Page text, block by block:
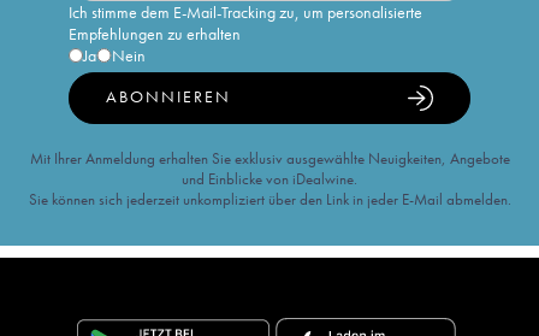
Ich stimme dem E-Mail-Tracking zu, um personalisierte
Empfehlungen zu erhalten
Ja
Nein
ABONNIEREN
Mit Ihrer Anmeldung erhalten Sie exklusiv ausgewählte Neuigkeiten, Angebote
und Einblicke von iDealwine.
Sie können sich jederzeit unkompliziert über den Link in jeder E-Mail abmelden.